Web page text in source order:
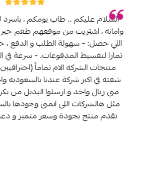
السلام عليكم .. طاب يومكم ،
وامانه ، اشتريت من موقعهم طقم حبر
اللي حصل: - سهولة الطلب و الدفع
تمارا لتقسيط المدفوعات. - سرعة
منتجات الشركه الام تماماً
شفته في اكبر شركة عندنا
مني ريال واحد و ارسلوا البديل من
مثل هالشركات اللي اتمنى وجودها
تقدم منتج بجودة وسعر متميز و